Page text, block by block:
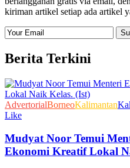
kiriman artikel setiap ada artikel
Berita Terkini
AdvertorialBorneoKalimantan
Like
Mudyat Noor Temui
Ekonomi Kreatif Lokal